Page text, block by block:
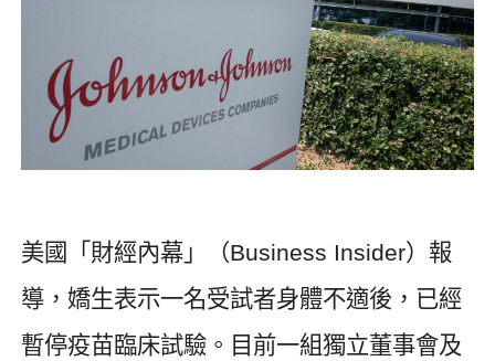
美國「財經內幕」（Business Insider）報
導，嬌生表示一名受試者身體不適後，已經
暫停疫苗臨床試驗。目前一組獨立董事會及